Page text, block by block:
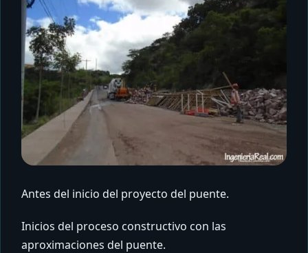
Antes del inicio del proyecto del puente.
Inicios del proceso constructivo con las
aproximaciones del puente.